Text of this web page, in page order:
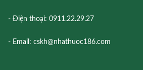
- Điện thoại: 0911.22.29.27
- Email: cskh@nhathuoc186.com